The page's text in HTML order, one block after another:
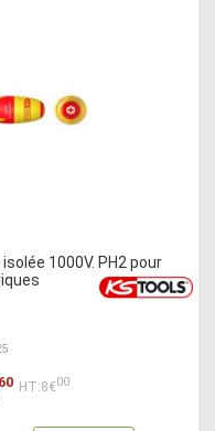
1000V. PH2 pour
60 HT:8€00